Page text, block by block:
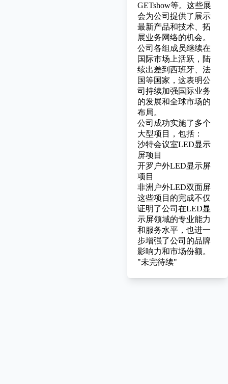
GETshow等。这些展
会为公司提供了展示
最新产品和技术、拓
展业务网络的机会。
公司各组成员继续在
国际市场上活跃，陆
续出差到西班牙、法
国等国家，这表明公
司持续加强国际业务
的发展和全球市场的
布局。
公司成功实施了多个
大型项目，包括：
沙特会议室LED显示
屏项目
开罗户外LED显示屏
项目
非洲户外LED双面屏
这些项目的完成不仅
证明了公司在LED显
示屏领域的专业能力
和服务水平，也进一
步增强了公司的品牌
影响力和市场份额。
"未完待续"